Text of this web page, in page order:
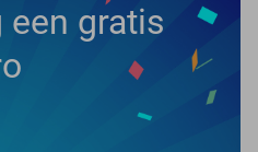
een gratis